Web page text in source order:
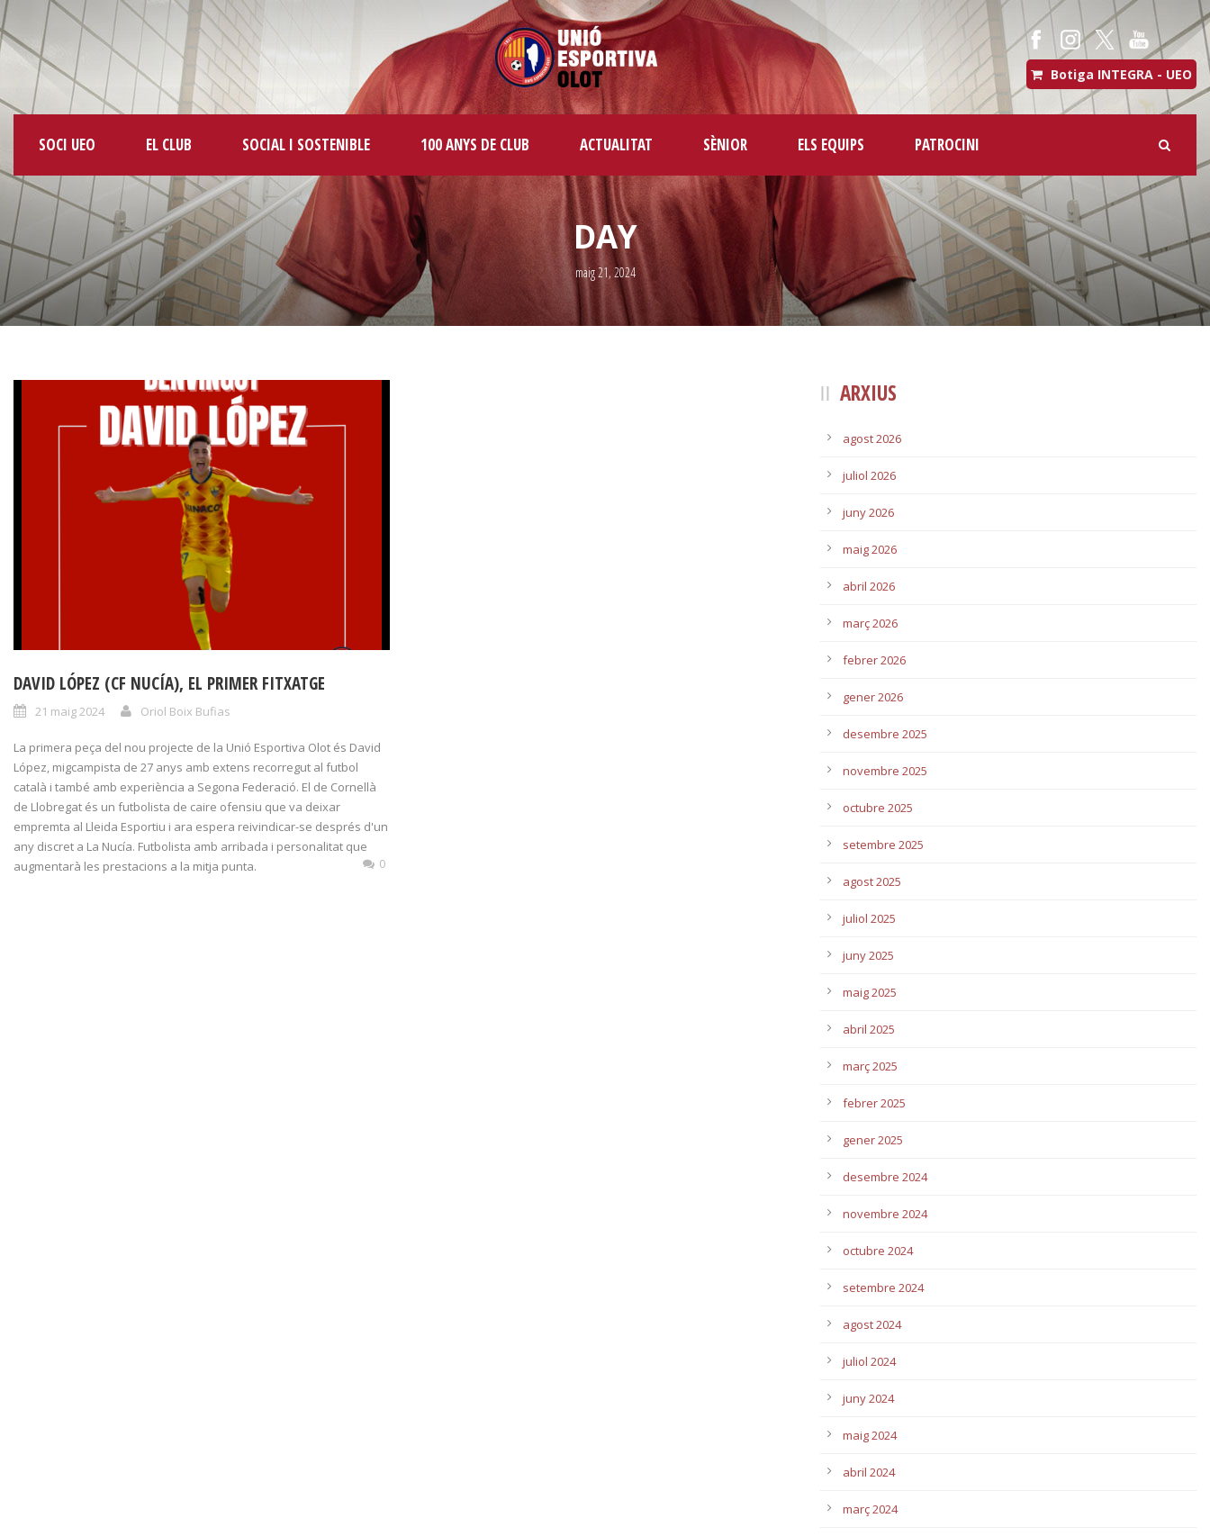
Botiga INTEGRA - UEO
SOCI UEO EL CLUB SOCIAL I SOSTENIBLE 100 ANYS DE CLUB ACTUALITAT SÈNIOR ELS EQUIPS PATROCINI
DAY
maig 21, 2024
DAVID LÓPEZ (CF NUCÍA), EL PRIMER FITXATGE
21 maig 2024 Oriol Boix Bufias
La primera peça del nou projecte de la Unió Esportiva Olot és David
López, migcampista de 27 anys amb extens recorregut al futbol
català i també amb experiència a Segona Federació. El de Cornellà
de Llobregat és un futbolista de caire ofensiu que va deixar
empremta al Lleida Esportiu i ara espera reivindicar-se després d'un
any discret a La Nucía. Futbolista amb arribada i personalitat que
augmentarà les prestacions a la mitja punta.
0
ARXIUS
agost 2026
juliol 2026
juny 2026
maig 2026
abril 2026
març 2026
febrer 2026
gener 2026
desembre 2025
novembre 2025
octubre 2025
setembre 2025
agost 2025
juliol 2025
juny 2025
maig 2025
abril 2025
març 2025
febrer 2025
gener 2025
desembre 2024
novembre 2024
octubre 2024
setembre 2024
agost 2024
juliol 2024
juny 2024
maig 2024
abril 2024
març 2024